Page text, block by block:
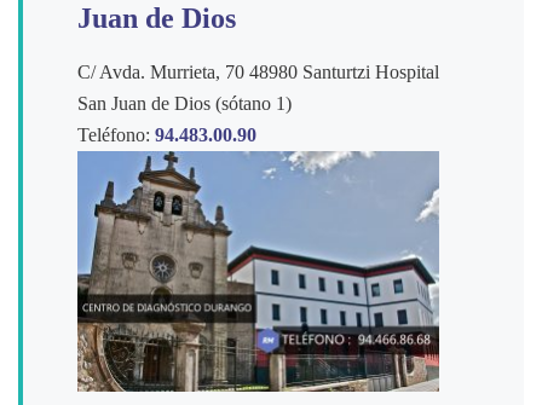
Juan de Dios
C/ Avda. Murrieta, 70 48980 Santurtzi Hospital
San Juan de Dios (sótano 1)
Teléfono: 94.483.00.90